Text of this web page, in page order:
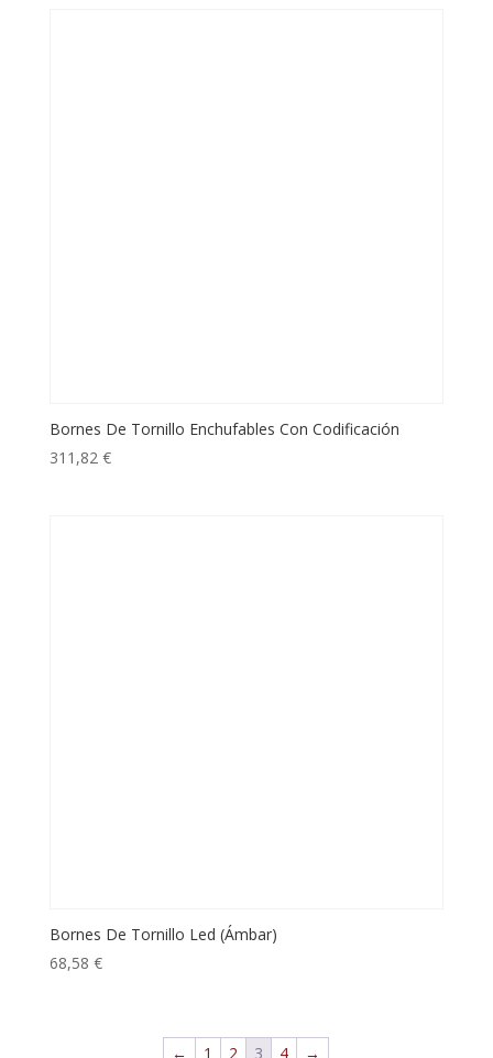
Bornes De Tornillo Enchufables Con Codificación
311,82 €
Bornes De Tornillo Led (Ámbar)
68,58 €
← 1 2 3 4 →